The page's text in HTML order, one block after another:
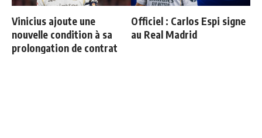
Vinicius ajoute une
nouvelle condition à sa
prolongation de contrat
Officiel : Carlos Espi signe
au Real Madrid